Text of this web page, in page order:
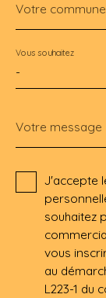
Votre commune
-
Vous souhaitez
Votre message
J'accepte
souhaitez
vous
au
L223-1 du